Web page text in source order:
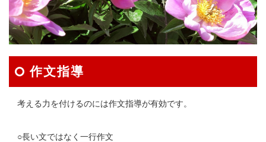
作文指導
考える力を付けるのには作文指導が有効です。
○長い文ではなく一行作文